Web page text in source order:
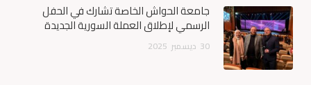
جامعة الحواش الخاصة تشارك في الحفل
الرسمي لإطلاق العملة السورية الجديدة
30 ديسمبر 2025